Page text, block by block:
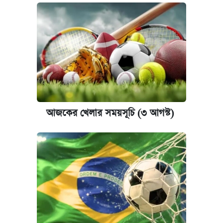
আজকের খেলার সময়সূচি (৩ আগস্ট)